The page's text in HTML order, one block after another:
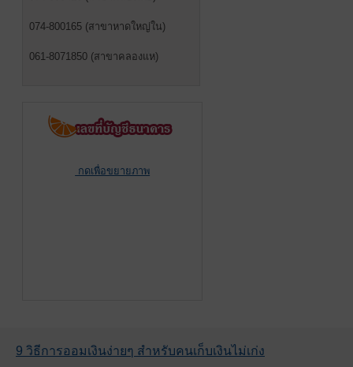
074-800165 (สาขาหาดใหญ่ใน)
061-8071850 (สาขาคลองแห)
กดเพื่อขยายภาพ
9 วิธีการออมเงินง่ายๆ สำหรับคนเก็บเงินไม่เก่ง